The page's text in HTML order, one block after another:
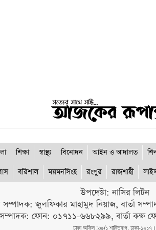
শিক্ষা স্বাস্থ্য বিনোদন আইন ও আদালত
বরিশাল ময়মনসিংহ রংপুর রাজশাহী
উপদেষ্টা: নাসির লিটন
জুলফিকার মাহামুদ নিয়াজ, বার্তা
ফোন: ০১৭১১-৬৬৮২৯৯, বার্তা কক্ষ
ঢাকা অফিস :৩৯/১ শান্তিবাগ, ঢাকা-১২১৭।